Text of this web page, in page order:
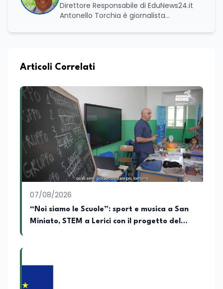
Direttore Responsabile di EduNews24.it
Antonello Torchia è giornalista
con un percorso formativo e
economico, geopolitico, comunicativo e
accademica multidisciplinare: ha
conseguito la Laurea in Economia e
Commercio (quadriennale, Vecchio
Ordinamento), la Laurea Magistrale in
Relazioni Internazionali (LM-52) con la
votazione di 110/110 e lode, e la Laurea
Magistrale in Scienze Geografiche (LM-
80). Un trittico di competenze che gli
consente di leggere i fenomeni
contemporanei con una prospettiva che
abbraccia le dinamiche economiche, le
relazioni tra Stati e le dimensioni spaziali
e territoriali della società. Nel corso della
sua carriera ha maturato una
significativa esperienza nella
Articoli Correlati
07/08/2026
“Noi siamo le Scuole”: sport e musica a San
Miniato, STEM a Lerici con il progetto del